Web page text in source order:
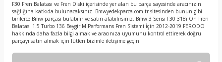
F30 Fren Balatası ve Fren Diski içerisinde yer alan bu parça sayesinde aracınızın
sağlığına katkıda bulunacaksınız. Bmwyedekparca.com.tr sitesinden bunun gibi
binlerce Bmw parçası bulabilir ve satın alabilirsiniz. Bmw 3 Serisi F30 318i Ön Fren
Balatası 1.5 Turbo 136 Beygir M Performans Fren Sistemi İçin 2012-2019 FERODO
hakkında daha fazla bilgi almak ve aracınıza uyumunu kontrol ettirerek doğru
parçayı satın almak için lütfen bizimle iletişime geçin.